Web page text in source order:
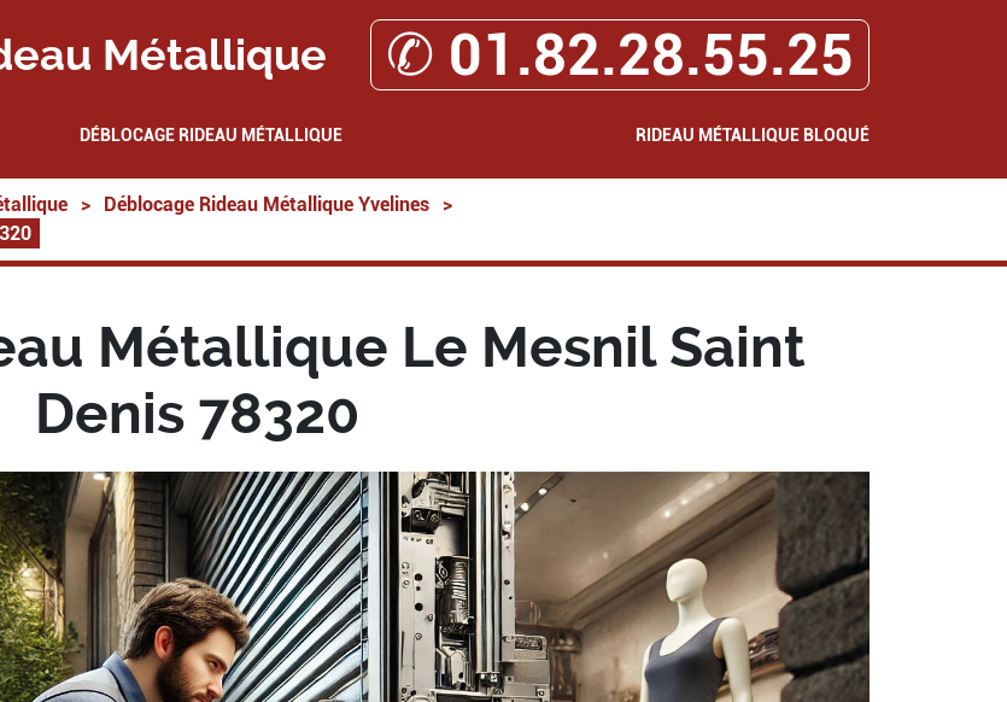
Métallique ✆ 01.82.28.55.25
DÉBLOCAGE RIDEAU MÉTALLIQUE RIDEAU MÉTALLIQUE BLOQUÉ
> Déblocage Rideau Métallique Yvelines
>
Métallique Le Mesnil Saint
Denis 78320